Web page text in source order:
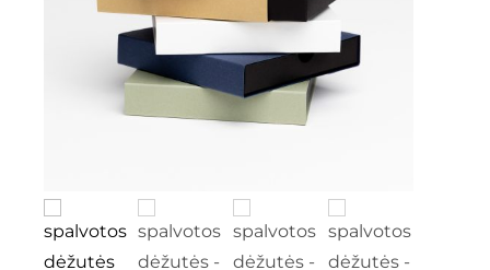
Instagram